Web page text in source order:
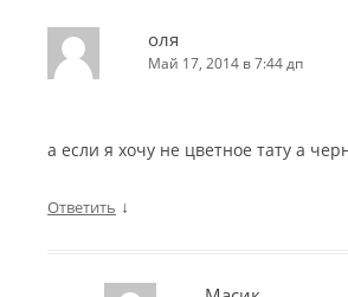
оля
Май 17, 2014 в 7:44 дп
а если я хочу не цветное тату а
Ответить ↓